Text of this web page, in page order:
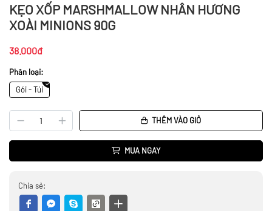
KẸO XỐP MARSHMALLOW NHÂN HƯƠNG
XOÀI MINIONS 90G
38.000đ
Phân loại:
Gói - Túi
THÊM VÀO GIỎ
MUA NGAY
Chia sẻ: